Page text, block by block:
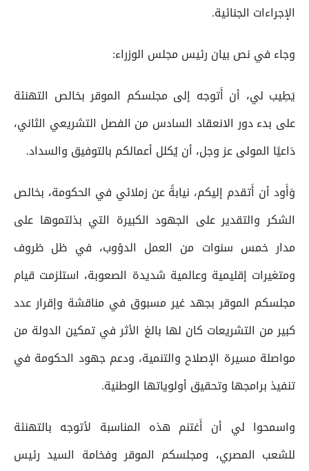
الإجراءات الجنائية.
وجاء في نص بيان رئيس مجلس الوزراء:
يَطِيب لي، أن أَتوجه إلى مجلسكم الموقر بخالص التهنئة
على بدء دور الانعقاد السادس من الفصل التشريعي الثاني،
دَاعيًا المولى عز وجل، أن يُكلل أعمالكم بالتوفيق والسداد.
وَأَود أن أَتقدم إليكم، نيابةً عن زملائي في الحكومة، بخالص
الشكر والتقدير على الجهود الكبيرة التي بذلتموها على
مدار خمس سنوات من العمل الدؤوب، في ظل ظروف
ومتغيرات إقليمية وعالمية شديدة الصعوبة، استلزمت قيام
مجلسكم الموقر بجهد غير مسبوق في مناقشة وإقرار عدد
كبير من التشريعات كان لها بالغ الأثر في تمكين الدولة من
مواصلة مسيرة الإصلاح والتنمية، ودعم جهود الحكومة في
تنفيذ برامجها وتحقيق أولوياتها الوطنية.
واسمحوا لي أن أَغتنم هذه المناسبة لأتوجه بالتهنئة
للشعب المصري، ومجلسكم الموقر وفخامة السيد رئيس